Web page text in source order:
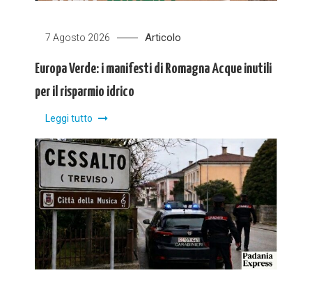
7 Agosto 2026 Articolo
Europa Verde: i manifesti di Romagna Acque inutili
per il risparmio idrico
Leggi tutto